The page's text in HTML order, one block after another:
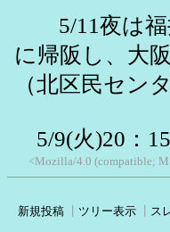
5/11夜は福
に帰阪し、大
（北区民セン
5/9(火)20：
<Mozilla/4.0 (compatible;
新規投稿
ツリー表示 ス